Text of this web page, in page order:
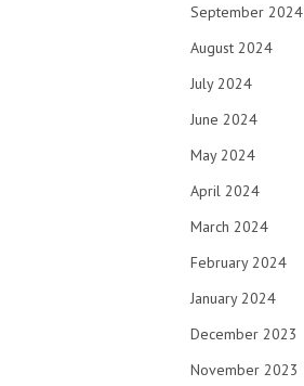
September 2024
August 2024
July 2024
June 2024
May 2024
April 2024
March 2024
February 2024
January 2024
December 2023
November 2023